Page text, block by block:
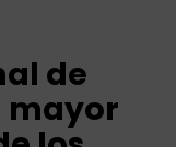
de
mayor